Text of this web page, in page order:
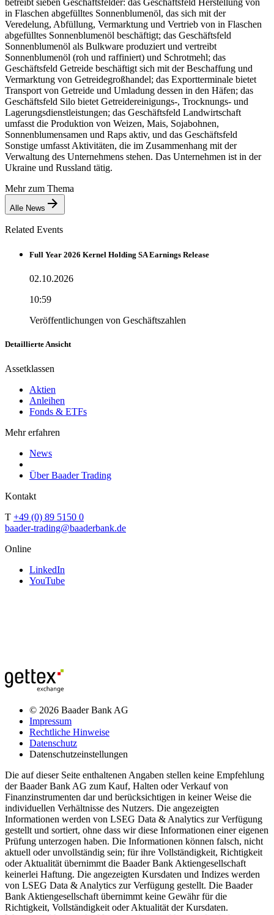
in Flaschen abgefülltes Sonnenblumenöl, das sich mit der
Veredelung, Abfüllung, Vermarktung und Vertrieb von in Flaschen
abgefülltes Sonnenblumenöl beschäftigt; das Geschäftsfeld
Sonnenblumenöl als Bulkware produziert und vertreibt
Sonnenblumenöl (roh und raffiniert) und Schrotmehl; das
Geschäftsfeld Getreide beschäftigt sich mit der Beschaffung und
Vermarktung von Getreidegroßhandel; das Exportterminale bietet
Transport von Getreide und Umladung dessen in den Häfen; das
Geschäftsfeld Silo bietet Getreidereinigungs-, Trocknungs- und
Lagerungsdienstleistungen; das Geschäftsfeld Landwirtschaft
umfasst die Produktion von Weizen, Mais, Sojabohnen,
Sonnenblumensamen und Raps aktiv, und das Geschäftsfeld
Sonstige umfasst Aktivitäten, die im Zusammenhang mit der
Verwaltung des Unternehmens stehen. Das Unternehmen ist in der
Ukraine und Russland tätig.
Mehr zum Thema
Alle News
Related Events
Full Year 2026 Kernel Holding SA Earnings Release
02.10.2026
10:59
Veröffentlichungen von Geschäftszahlen
Detaillierte Ansicht
Assetklassen
Aktien
Anleihen
Fonds & ETFs
Mehr erfahren
News
Über Baader Trading
Kontakt
T +49 (0) 89 5150 0
baader-trading@baaderbank.de
Online
LinkedIn
YouTube
© 2026 Baader Bank AG
Impressum
Rechtliche Hinweise
Datenschutz
Datenschutzeinstellungen
Die auf dieser Seite enthaltenen Angaben stellen keine Empfehlung
der Baader Bank AG zum Kauf, Halten oder Verkauf von
Finanzinstrumenten dar und berücksichtigen in keiner Weise die
individuellen Verhältnisse des Nutzers. Die angezeigten
Informationen werden von LSEG Data & Analytics zur Verfügung
gestellt und sortiert, ohne dass wir diese Informationen einer eigenen
Prüfung unterzogen haben. Die Informationen können falsch, nicht
aktuell oder unvollständig sein; für ihre Vollständigkeit, Richtigkeit
oder Aktualität übernimmt die Baader Bank Aktiengesellschaft
keinerlei Haftung. Die angezeigten Kursdaten und Indizes werden
von LSEG Data & Analytics zur Verfügung gestellt. Die Baader
Bank Aktiengesellschaft übernimmt keine Gewähr für die
Richtigkeit, Vollständigkeit oder Aktualität der Kursdaten.